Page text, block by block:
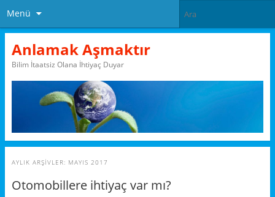
Menü
Anlamak Aşmaktır
Bilim İtaatsiz Olana İhtiyaç Duyar
AYLIK ARŞIVLER: MAYIS 2017
Otomobillere ihtiyaç var mı?